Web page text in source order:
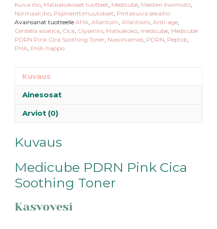
Kuiva iho Matkakokoiset tuotteet Medicube Miesten ihonhoito
Normaali iho Pigmenttimuutokset Pintakuiva sekaiho
Avainsanat tuotteelle AHA Allantoiin Allantoiini Anti-age
Centella asiatica Cica Glyseriini Matkakoko medicube Medicube
PDRN Pink Cica Soothing Toner Niasiiniamidi PDRN Peptidi
PHA PHA-happo
Kuvaus
Ainesosat
Arviot (0)
Kuvaus
Medicube PDRN Pink Cica
Soothing Toner
Kasvovesi